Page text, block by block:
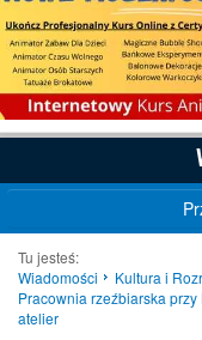
Tu jesteś:
Wiadomości
Kultura i
Pracownia rzeźbiarska
atelier